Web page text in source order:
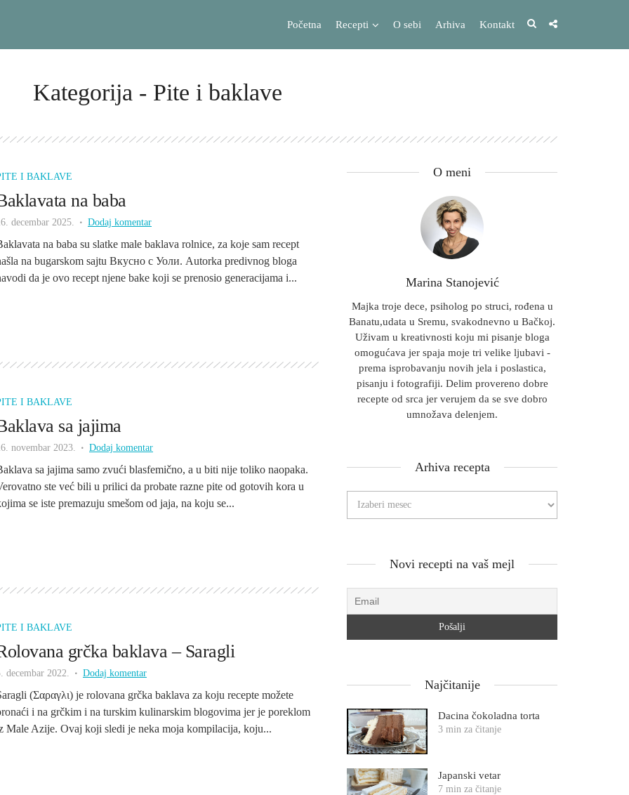
Početna Recepti O sebi Arhiva Kontakt
Kategorija - Pite i baklave
I BAKLAVE
na baba
decembar 2025. Dodaj komentar
na baba su slatke male baklava rolnice, za koje sam recept
na bugarskom sajtu Вкусно с Уоли. Autorka predivnog bloga
da je ovo recept njene bake koji se prenosio generacijama i...
I BAKLAVE
sa jajima
novembar 2023. Dodaj komentar
sa jajima samo zvući blasfemično, a u biti nije toliko naopaka.
ste već bili u prilici da probate razne pite od gotovih kora u
se iste premazuju smešom od jaja, na koju se...
I BAKLAVE
grčka baklava – Saragli
decembar 2022. Dodaj komentar
(Σαραγλι) je rolovana grčka baklava za koju recepte možete
i na grčkim i na turskim kulinarskim blogovima jer je poreklom
Male Azije. Ovaj koji sledi je neka moja kompilacija, koju...
O meni
Marina Stanojević
Majka troje dece, psiholog po struci, rođena u
Banatu,udata u Sremu, svakodnevno u Bačkoj.
Uživam u kreativnosti koju mi pisanje bloga
omogućava jer spaja moje tri velike ljubavi -
prema isprobavanju novih jela i poslastica,
pisanju i fotografiji. Delim provereno dobre
recepte od srca jer verujem da se sve dobro
umnožava delenjem.
Arhiva recepta
Novi recepti na vaš mejl
Najčitanije
Dacina čokoladna torta
3 min za čitanje
Japanski vetar
7 min za čitanje